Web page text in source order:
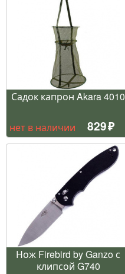
Садок капрон Akara 4010
нет в наличии 829
Нож Firebird by Ganzo с
клипсой G740